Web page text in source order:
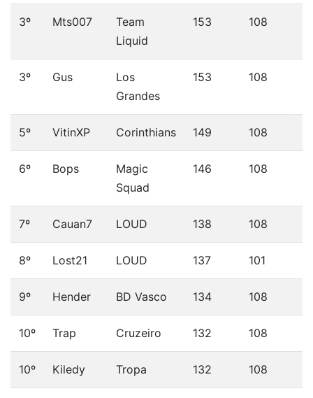
3º Mts007
Team
Liquid
153 108
3º Gus
Los
Grandes
153 108
5º VitinXP Corinthians 149 108
6º Bops
Magic
Squad
146 108
7º Cauan7 LOUD 138 108
8º Lost21 LOUD 137 101
9º Hender BD Vasco 134 108
10º Trap Cruzeiro 132 108
10º Kiledy Tropa 132 108